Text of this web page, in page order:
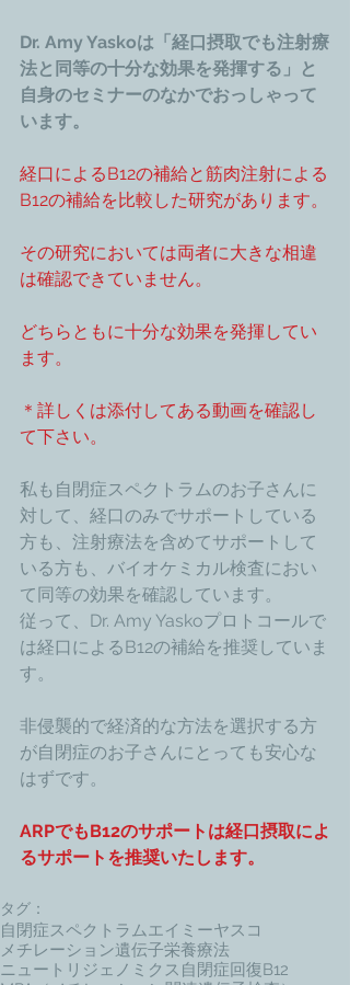
Dr. Amy Yaskoは「経口摂取でも注射療
法と同等の十分な効果を発揮する」と
自身のセミナーのなかでおっしゃって
います。
経口によるB12の補給と筋肉注射による
B12の補給を比較した研究があります。
その研究においては両者に大きな相違
は確認できていません。
どちらともに十分な効果を発揮してい
ます。
＊詳しくは添付してある動画を確認し
て下さい。
私も自閉症スペクトラムのお子さんに
対して、経口のみでサポートしている
方も、注射療法を含めてサポートして
いる方も、バイオケミカル検査におい
て同等の効果を確認しています。
従って、Dr. Amy Yaskoプロトコールで
は経口によるB12の補給を推奨していま
す。
非侵襲的で経済的な方法を選択する方
が自閉症のお子さんにとっても安心な
はずです。
ARPでもB12のサポートは経口摂取によ
るサポートを推奨いたします。
タグ：
自閉症スペクトラムエイミーヤスコ
メチレーション遺伝子栄養療法
ニュートリジェノミクス 自閉症回復B12